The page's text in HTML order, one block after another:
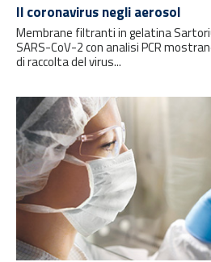
Il coronavirus negli aerosol
Membrane filtranti in gelatina
SARS-CoV-2 con analisi PCR
di raccolta del virus...